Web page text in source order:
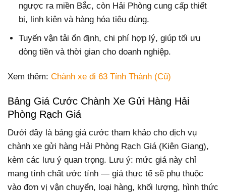
ngược ra miền Bắc, còn Hải Phòng cung cấp thiết
bị, linh kiện và hàng hóa tiêu dùng.
Tuyến vận tải ổn định, chi phí hợp lý, giúp tối ưu
dòng tiền và thời gian cho doanh nghiệp.
Xem thêm: Chành xe đi 63 Tỉnh Thành (Cũ)
Bảng Giá Cước Chành Xe Gửi Hàng Hải
Phòng Rạch Giá
Dưới đây là bảng giá cước tham khảo cho dịch vụ
chành xe gửi hàng Hải Phòng Rạch Giá (Kiên Giang),
kèm các lưu ý quan trọng. Lưu ý: mức giá này chỉ
mang tính chất ước tính — giá thực tế sẽ phụ thuộc
vào đơn vị vận chuyển, loại hàng, khối lượng, hình thức